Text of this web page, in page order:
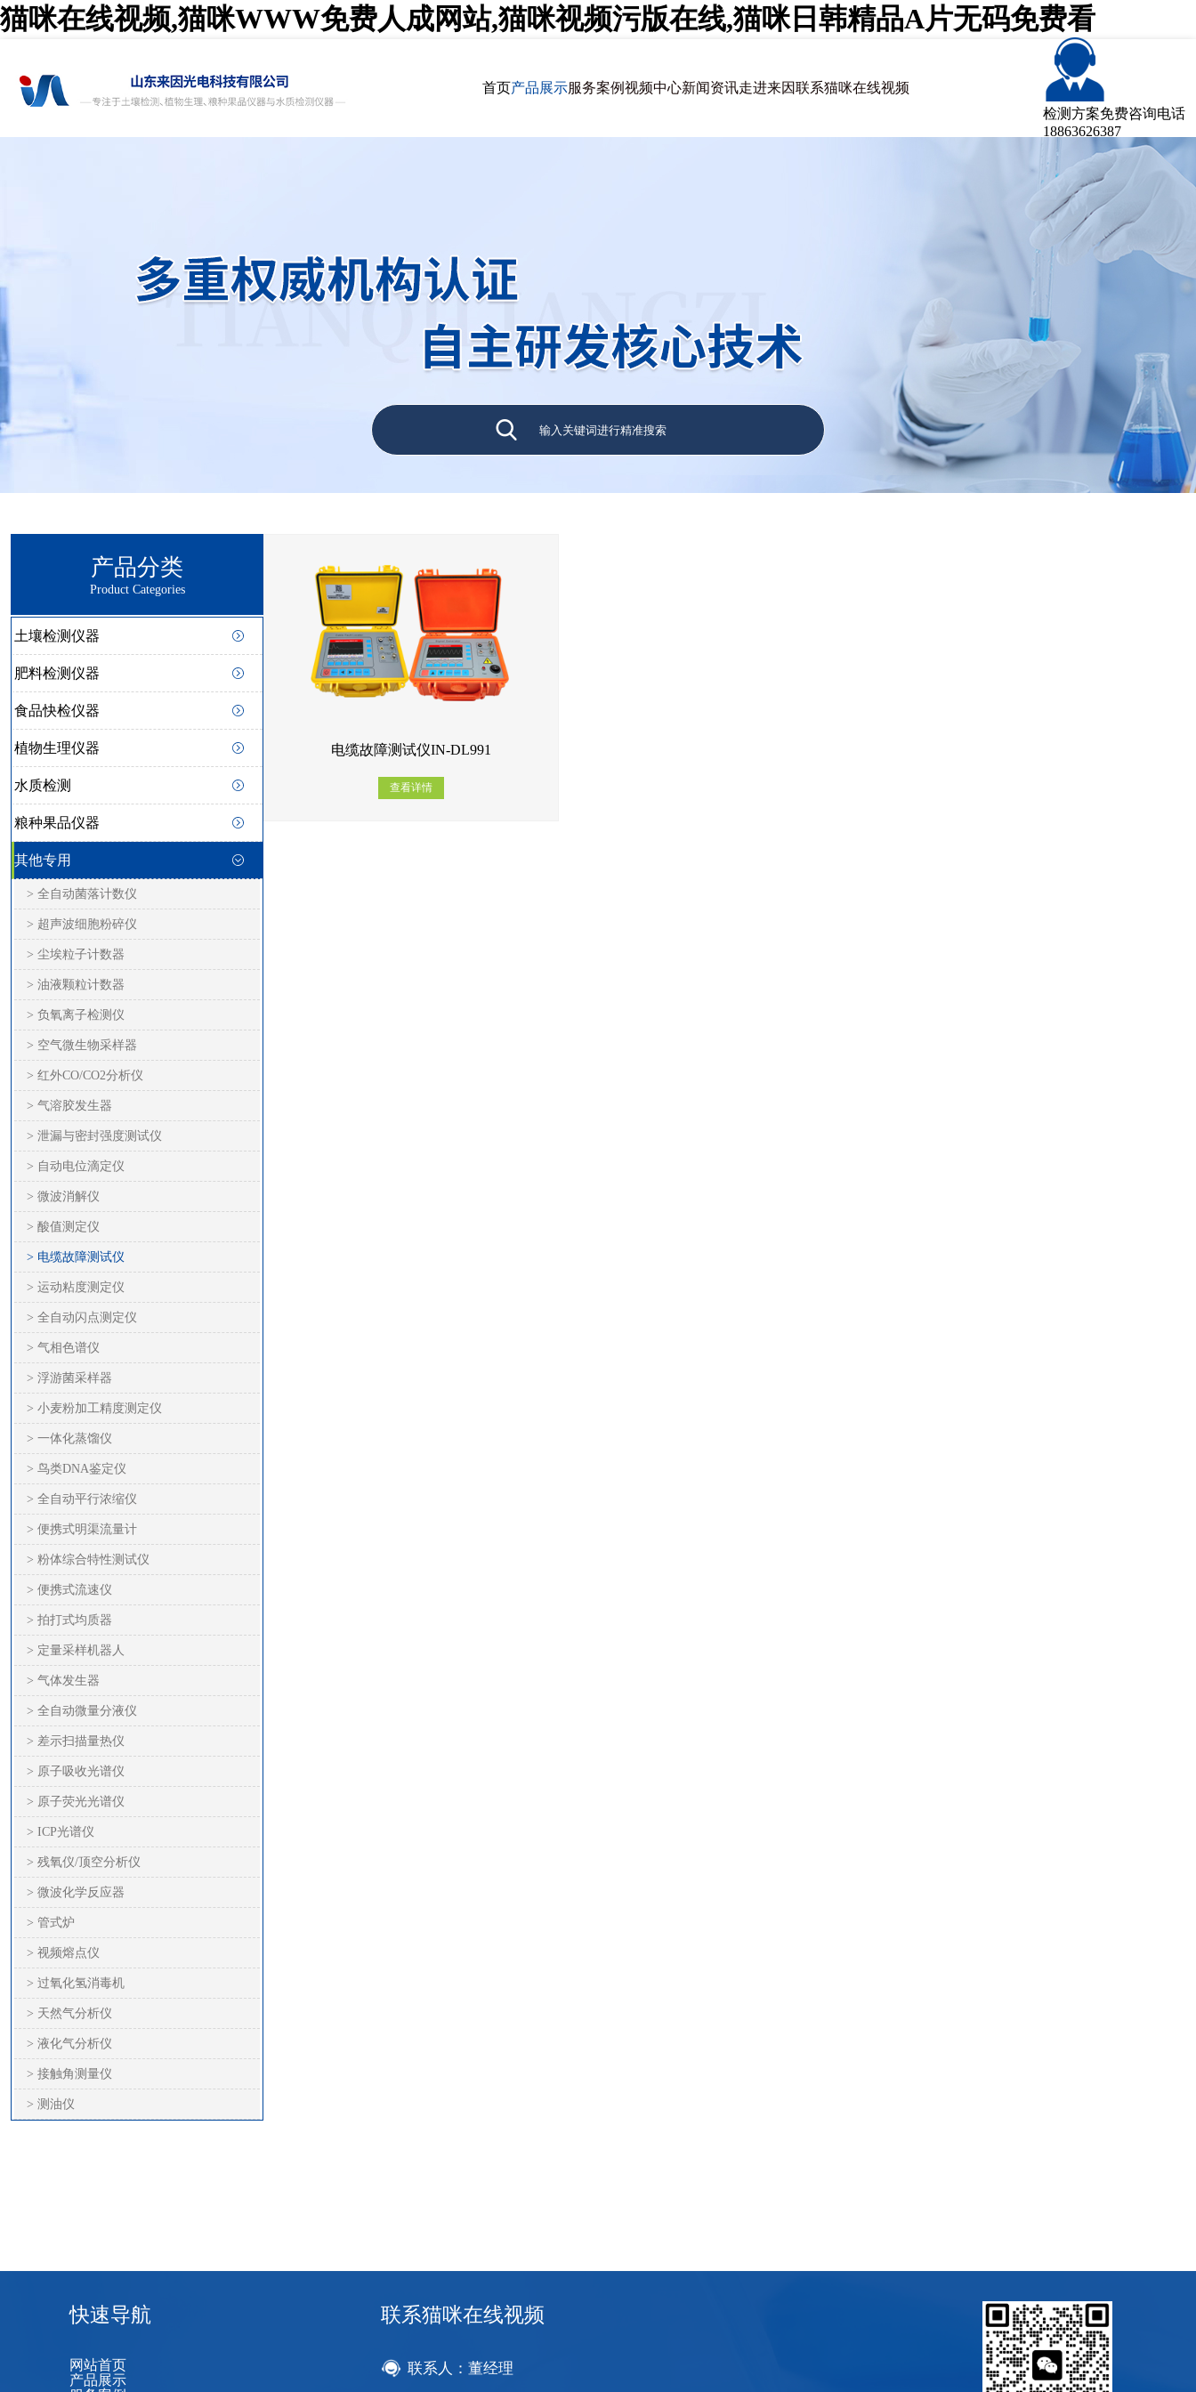
猫咪在线视频,猫咪WWW免费人成网站,猫咪视频污版在线,猫咪日韩精品A片无码免费看
首页产品展示服务案例视频中心新闻资讯走进来因联系猫咪在线视频
检测方案免费咨询电话
18863626387
产品分类
Product Categories
土壤检测仪器
肥料检测仪器
食品快检仪器
植物生理仪器
水质检测
粮种果品仪器
其他专用
> 全自动菌落计数仪
> 超声波细胞粉碎仪
> 尘埃粒子计数器
> 油液颗粒计数器
> 负氧离子检测仪
> 空气微生物采样器
> 红外CO/CO2分析仪
> 气溶胶发生器
> 泄漏与密封强度测试仪
> 自动电位滴定仪
> 微波消解仪
> 酸值测定仪
> 电缆故障测试仪
> 运动粘度测定仪
> 全自动闪点测定仪
> 气相色谱仪
> 浮游菌采样器
> 小麦粉加工精度测定仪
> 一体化蒸馏仪
> 鸟类DNA鉴定仪
> 全自动平行浓缩仪
> 便携式明渠流量计
> 粉体综合特性测试仪
> 便携式流速仪
> 拍打式均质器
> 定量采样机器人
> 气体发生器
> 全自动微量分液仪
> 差示扫描量热仪
> 原子吸收光谱仪
> 原子荧光光谱仪
> ICP光谱仪
> 残氧仪/顶空分析仪
> 微波化学反应器
> 管式炉
> 视频熔点仪
> 过氧化氢消毒机
> 天然气分析仪
> 液化气分析仪
> 接触角测量仪
> 测油仪
电缆故障测试仪IN-DL991
查看详情
快速导航
网站首页
产品展示
联系猫咪在线视频
联系人：董经理